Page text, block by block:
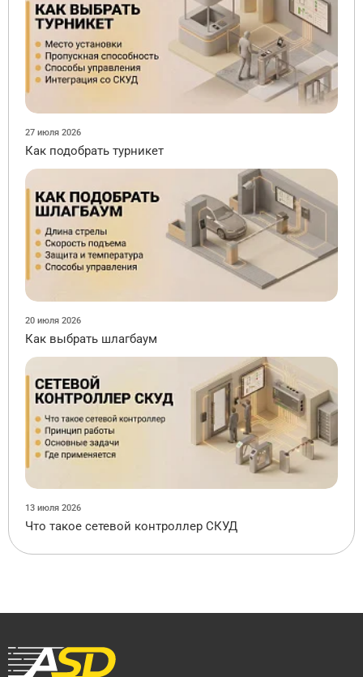
27 июля 2026
Как подобрать турникет
20 июля 2026
Как выбрать шлагбаум
13 июля 2026
Что такое сетевой контроллер СКУД